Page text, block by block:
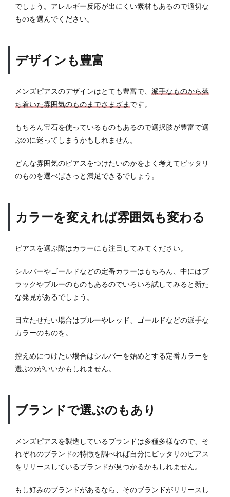
雰囲
気も
変わ
ブラ
ぶの
もあ
2
メン
アス
によ
る素
2.1
シル
(シル
バー
925な
特徴
2.2
ルド
の特
プラ
チナ
2.4
チタ
でしょう。アレルギー反応が出にくい素材もあるので適切な
ものを選んでください。
デザインも豊富
メンズピアスのデザインはとても豊富で、 派手なものから落
ち着いた雰囲気のものまでさまざまです。
もちろん宝石を使っているものもあるので選択肢が豊富で選
ぶのに迷ってしまうかもしれません。
どんな雰囲気のピアスをつけたいのかをよく考えてピッタリ
のものを選べばきっと満足できるでしょう。
カラーを変えれば雰囲気も変わる
ピアスを選ぶ際はカラーにも注目してみてください。
シルバーやゴールドなどの定番カラーはもちろん、中にはブ
ラックやブルーのものもあるのでいろいろ試してみると新た
な発見があるでしょう。
目立たせたい場合はブルーやレッド、ゴールドなどの派手な
カラーのものを。
控えめにつけたい場合はシルバーを始めとする定番カラーを
選ぶのがいいかもしれません。
ブランドで選ぶのもあり
メンズピアスを製造しているブランドは多種多様なので、そ
れぞれのブランドの特徴を調べれば自分にピッタリのピアス
をリリースしているブランドが見つかるかもしれません。
もし好みのブランドがあるなら、そのブランドがリリースし